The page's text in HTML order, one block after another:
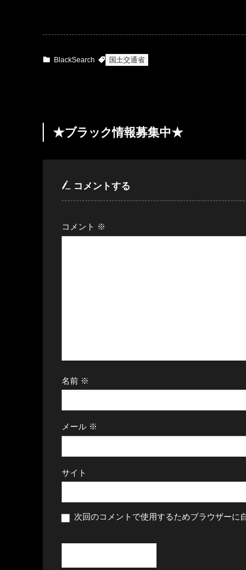
BlackSearch 国土交通省
★ブラック情報募集中★
コメントする
コメント ※
名前 ※
メール ※
サイト
次回のコメントで使用するためブラウザーに